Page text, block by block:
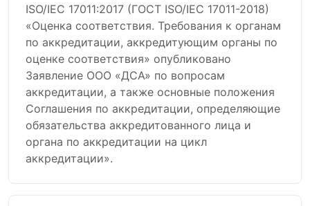
ISO/IEC 17011:2017 (ГОСТ ISO/IEC 17011-2018)
«Оценка соответствия. Требования к органам
по аккредитации, аккредитующим органы по
оценке соответствия» опубликовано
Заявление ООО «ДСА» по вопросам
аккредитации, а также основные положения
Соглашения по аккредитации, определяющие
обязательства аккредитованного лица и
органа по аккредитации на цикл
аккредитации».